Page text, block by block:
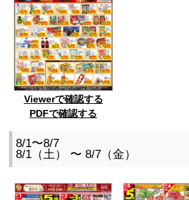
Viewerで確認する
PDFで確認する
8/1〜8/7
8/1（土） 〜 8/7（金）